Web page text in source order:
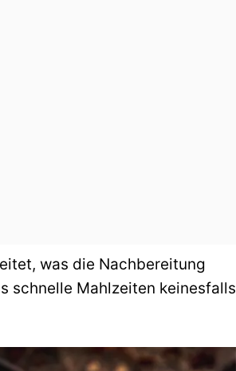
was die Nachbereitung
schnelle Mahlzeiten keinesfalls